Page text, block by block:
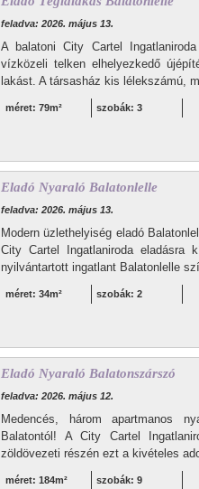
feladva: 2026. május 13.
A balatoni City Cartel
vízközeli telken elhelyezkedő
lakást. A társasház kis lélekszámú,
méret: 79m² szobák: 3
Eladó Nyaraló Balatonlelle
feladva: 2026. május 13.
Modern üzlethelyiség eladó
City Cartel Ingatlaniroda eladásra
nyilvántartott ingatlant Balatonlelle
méret: 34m² szobák: 2
Eladó Nyaraló Balatonszárszó
feladva: 2026. május 12.
Medencés, három apartmanos
Balatontól! A City Cartel
zöldövezeti részén ezt a kivételes
méret: 184m² szobák: 9